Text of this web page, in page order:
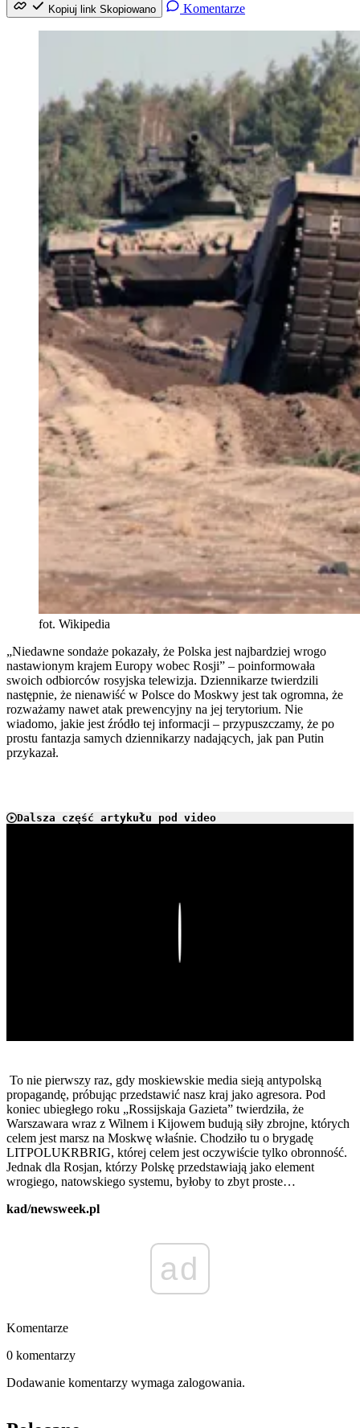
Kopiuj link Skopiowano Komentarze
fot. Wikipedia
„Niedawne sondaże pokazały, że Polska jest najbardziej wrogo
nastawionym krajem Europy wobec Rosji” – poinformowała
swoich odbiorców rosyjska telewizja. Dziennikarze twierdzili
następnie, że nienawiść w Polsce do Moskwy jest tak ogromna, że
rozważamy nawet atak prewencyjny na jej terytorium. Nie
wiadomo, jakie jest źródło tej informacji – przypuszczamy, że po
prostu fantazja samych dziennikarzy nadających, jak pan Putin
przykazał.
Dalsza część artykułu pod video
To nie pierwszy raz, gdy moskiewskie media sieją antypolską
propagandę, próbując przedstawić nasz kraj jako agresora. Pod
koniec ubiegłego roku „Rossijskaja Gazieta” twierdziła, że
Warszawara wraz z Wilnem i Kijowem budują siły zbrojne, których
celem jest marsz na Moskwę właśnie. Chodziło tu o brygadę
LITPOLUKRBRIG, której celem jest oczywiście tylko obronność.
Jednak dla Rosjan, którzy Polskę przedstawiają jako element
wrogiego, natowskiego systemu, byłoby to zbyt proste…
kad/newsweek.pl
ad
Komentarze
0 komentarzy
Dodawanie komentarzy wymaga zalogowania.